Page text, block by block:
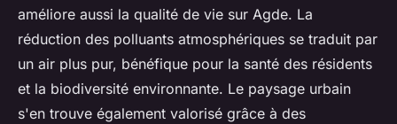
améliore aussi la qualité de vie sur Agde. La
réduction des polluants atmosphériques se traduit par
un air plus pur, bénéfique pour la santé des résidents
et la biodiversité environnante. Le paysage urbain
s'en trouve également valorisé grâce à des